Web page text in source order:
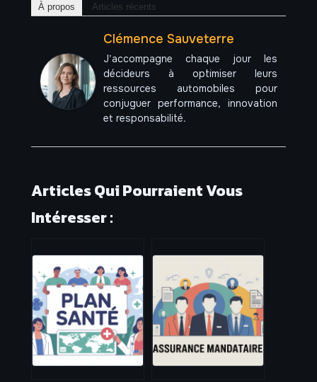
À propos Articles récents
Clémence Sauveterre
J’accompagne chaque jour les
décideurs à optimiser leurs
ressources automobiles pour
conjuguer performance, innovation
et responsabilité.
Articles Qui Pourraient Vous
Intéresser :